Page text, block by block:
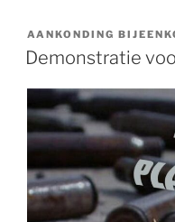
AANKONDING
Demonstratie